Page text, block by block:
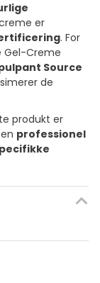
er
. For
Gel-Creme
Source
de
produkt er
professionel